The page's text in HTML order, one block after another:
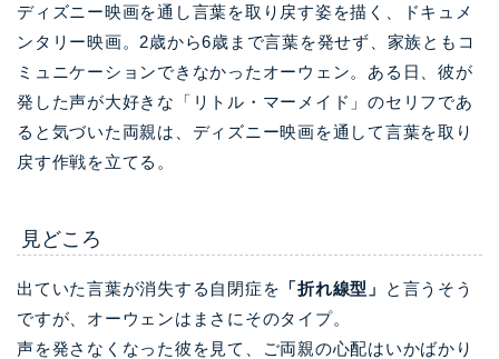
ディズニー映画を通し言葉を取り戻す姿を描く、ドキュメ
ンタリー映画。2歳から6歳まで言葉を発せず、家族ともコ
ミュニケーションできなかったオーウェン。ある日、彼が
発した声が大好きな「リトル・マーメイド」のセリフであ
ると気づいた両親は、ディズニー映画を通して言葉を取り
戻す作戦を立てる。
見どころ
出ていた言葉が消失する自閉症を 「折れ線型」
と言うそう
ですが、オーウェンはまさにそのタイプ。
声を発さなくなった彼を見て、ご両親の心配はいかばかり